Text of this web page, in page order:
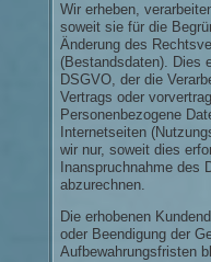
Wir erheben,
soweit sie für die
Änderung des
(Bestandsdaten). Dies
DSGVO, der die
Vertrags oder
Personenbezogene
Internetseiten
wir nur, soweit dies
Inanspruchnahme des
abzurechnen.
Die erhobenen
oder Beendigung der
Aufbewahrungsfristen